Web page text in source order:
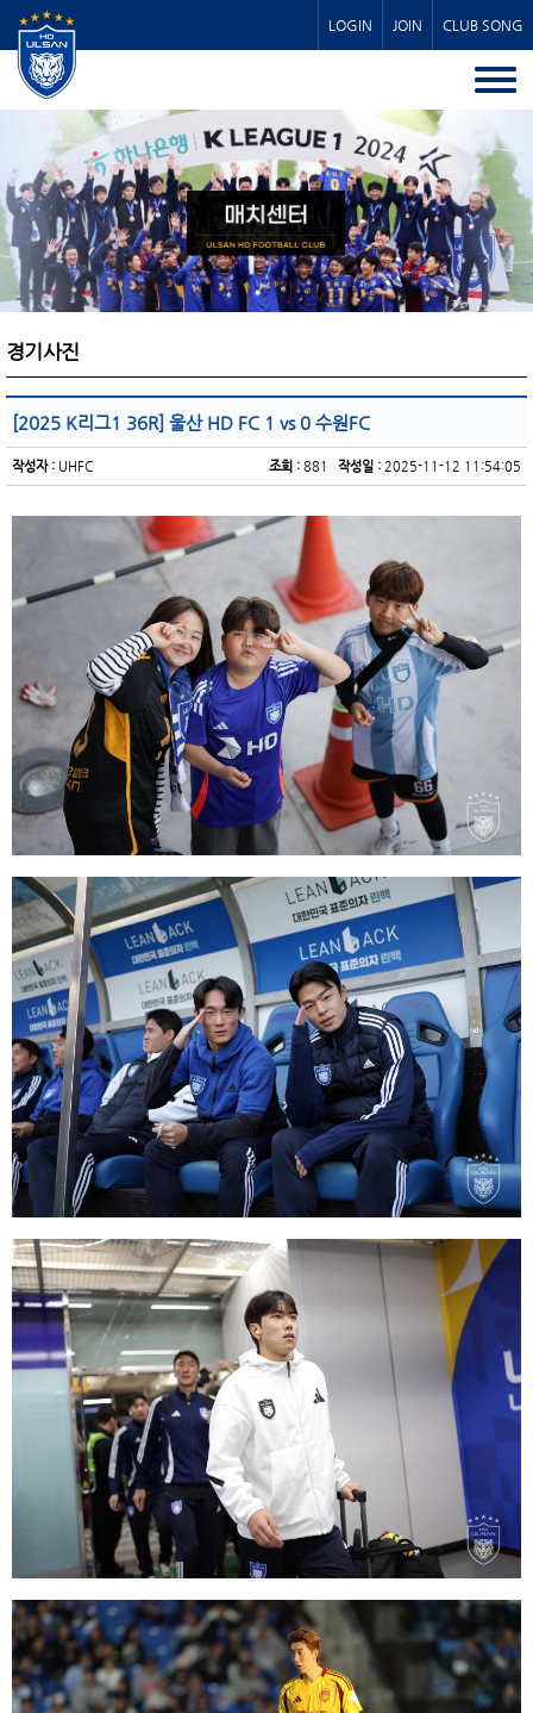
LOGIN JOIN CLUB SONG
경기사진
[2025 K리그1 36R] 울산 HD FC 1 vs 0 수원FC
작성자 : UHFC 작성일 : 2025-11-12 11:54:05
조회 : 881